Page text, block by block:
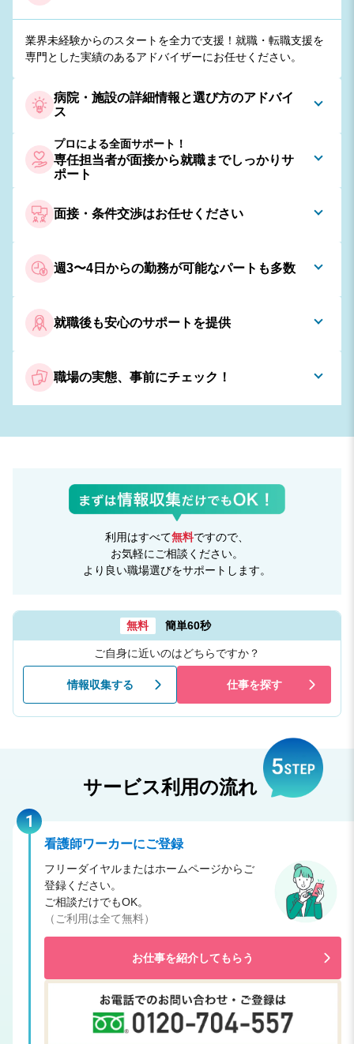
業界未経験からのスタートを全力で支援！就職・転職支援を
専門とした実績のあるアドバイザーにお任せください。​
病院・施設の詳細情報と選び方のアドバイ
ス
プロによる全面サポート！
専任担当者が面接から就職までしっかりサ
ポート
面接・条件交渉はお任せください
週3〜4日からの勤務が可能なパートも多数
就職後も安心のサポートを提供
職場の実態、事前にチェック！
利用はすべて無料ですので、
お気軽にご相談ください。
より良い職場選びをサポートします。
無料 簡単60秒
ご自身に近いのはどちらですか？
情報収集する 仕事を探す
サービス利用の流れ
1
看護師ワーカーにご登録
フリーダイヤルまたはホームページからご
登録ください。
ご相談だけでもOK。
（ご利用は全て無料）
お仕事を紹介してもらう